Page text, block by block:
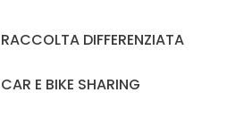
RACCOLTA DIFFERENZIATA
CAR E BIKE SHARING